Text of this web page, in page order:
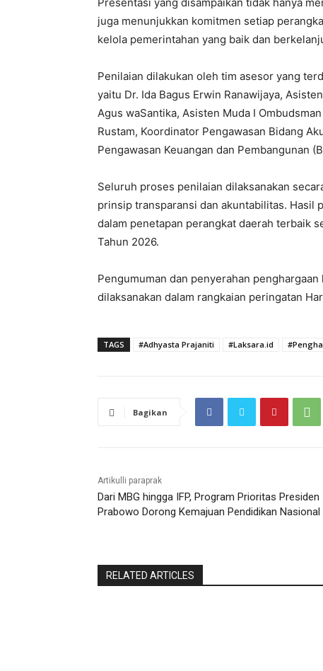
juga menunjukkan komitmen setiap
kelola pemerintahan yang baik dan
Penilaian dilakukan oleh tim asesor yang
yaitu Dr. Ida Bagus Erwin Ranawijaya,
Agus waSantika, Asisten Muda I
Rustam, Koordinator Pengawasan Bidang
Pengawasan Keuangan dan Pembangunan
Seluruh proses penilaian dilaksanakan
prinsip transparansi dan akuntabilitas. Hasil
dalam penetapan perangkat daerah terbaik
Tahun 2026.
Pengumuman dan penyerahan
dilaksanakan dalam rangkaian peringatan
TAGS #Adhyasta Prajaniti #Laksara.id
Bagikan
Artikulli paraprak
Dari MBG hingga IFP, Program Prioritas Presiden
Prabowo Dorong Kemajuan Pendidikan Nasional
RELATED ARTICLES